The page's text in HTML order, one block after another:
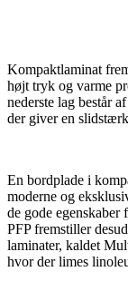
Kompaktlaminat
højt tryk og varme
nederste lag består
der giver en
En bordplade i
moderne og
de gode egenskaber
PFP fremstiller
laminater, kaldet
hvor der limes